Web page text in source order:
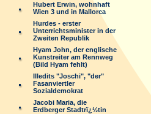
Hubert Erwin, wohnhaft
Wien 3 und in Mallorca
Hurdes - erster
Unterrichtsminister in der
Zweiten Republik
Hyam John, der englische
Kunstreiter am Rennweg
(Bild Hyam fehlt)
Illedits "Joschi", "der"
Fasanviertler
Sozialdemokrat
Jacobi Maria, die
Erdberger Stadtrï¿½tin